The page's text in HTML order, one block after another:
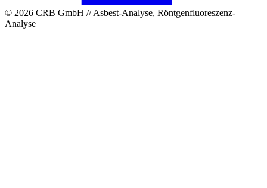
© 2026 CRB GmbH // Asbest-Analyse, Röntgenfluoreszenz-
Analyse